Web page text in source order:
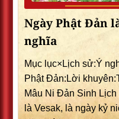
Ngày Phật Đản
nghĩa
Mục lục×Lịch sử:Ý
Phật Đản:Lời
Mâu Ni Đản Sinh
là Vesak, là ngày kỷ